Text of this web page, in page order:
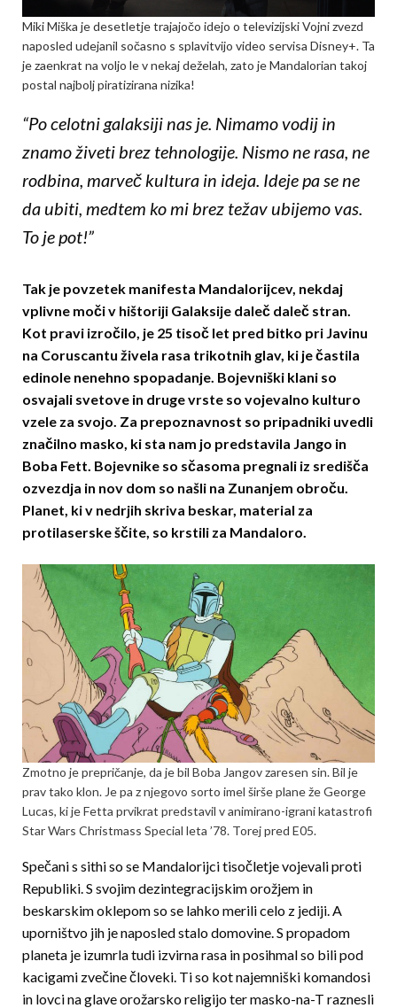
Miki Miška je desetletje trajajočo idejo o televizijski Vojni zvezd
naposled udejanil sočasno s splavitvijo video servisa Disney+. Ta
je zaenkrat na voljo le v nekaj deželah, zato je Mandalorian takoj
postal najbolj piratizirana nizika!
“Po celotni galaksiji nas je. Nimamo vodij in
znamo živeti brez tehnologije. Nismo ne rasa, ne
rodbina, marveč kultura in ideja. Ideje pa se ne
da ubiti, medtem ko mi brez težav ubijemo vas.
To je pot!”
Tak je povzetek manifesta Mandalorijcev, nekdaj
vplivne moči v hištoriji Galaksije daleč daleč stran.
Kot pravi izročilo, je 25 tisoč let pred bitko pri Javinu
na Coruscantu živela rasa trikotnih glav, ki je častila
edinole nenehno spopadanje. Bojevniški klani so
osvajali svetove in druge vrste so vojevalno kulturo
vzele za svojo. Za prepoznavnost so pripadniki uvedli
značilno masko, ki sta nam jo predstavila Jango in
Boba Fett. Bojevnike so sčasoma pregnali iz središča
ozvezdja in nov dom so našli na Zunanjem obroču.
Planet, ki v nedrjih skriva beskar, material za
protilaserske ščite, so krstili za Mandaloro.
Zmotno je prepričanje, da je bil Boba Jangov zaresen sin. Bil je
prav tako klon. Je pa z njegovo sorto imel širše plane že George
Lucas, ki je Fetta prvikrat predstavil v animirano-igrani katastrofi
Star Wars Christmass Special leta ’78. Torej pred E05.
Spečani s sithi so se Mandalorijci tisočletje vojevali proti
Republiki. S svojim dezintegracijskim orožjem in
beskarskim oklepom so se lahko merili celo z jediji. A
uporništvo jih je naposled stalo domovine. S propadom
planeta je izumrla tudi izvirna rasa in posihmal so bili pod
kacigami zvečine človeki. Ti so kot najemniški komandosi
in lovci na glave orožarsko religijo ter masko-na-T raznesli